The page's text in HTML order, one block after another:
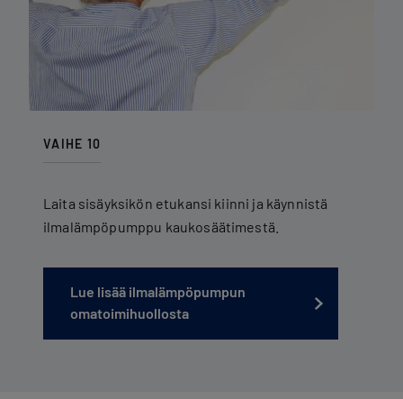
VAIHE 10
Laita sisäyksikön etukansi kiinni ja käynnistä
ilmalämpöpumppu kaukosäätimestä.
Lue lisää ilmalämpöpumpun
omatoimihuollosta